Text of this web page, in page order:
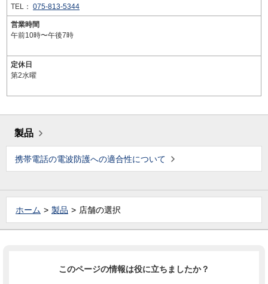
TEL： 075-813-5344
営業時間
午前10時〜午後7時
定休日
第2水曜
製品
携帯電話の電波防護への適合性について
ホーム 製品 店舗の選択
このページの情報は役に立ちましたか？